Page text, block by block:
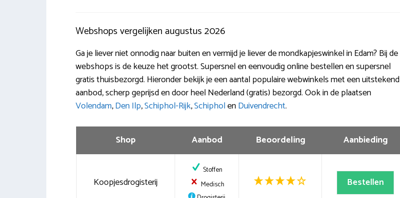
Webshops vergelijken augustus 2026
Ga je liever niet onnodig naar buiten en vermijd je liever de mondkapjeswinkel in Edam? Bij de
webshops is de keuze het grootst. Supersnel en eenvoudig online bestellen en supersnel
gratis thuisbezorgd. Hieronder bekijk je een aantal populaire webwinkels met een uitstekend
aanbod, scherp geprijsd en door heel Nederland (gratis) bezorgd. Ook in de plaatsen
Volendam,Den Ilp,Schiphol-Rijk,SchipholenDuivendrecht.
Shop Aanbod Beoordeling Aanbieding
Koopjesdrogisterij
Stoffen
Medisch
Bestellen